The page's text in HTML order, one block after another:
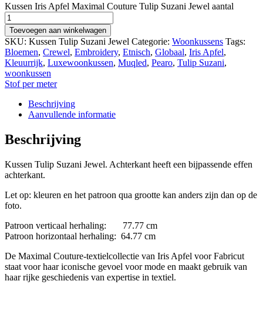
Kussen Iris Apfel Maximal Couture Tulip Suzani Jewel aantal
Toevoegen aan winkelwagen
SKU: Kussen Tulip Suzani Jewel Categorie: Woonkussens Tags:
Bloemen, Crewel, Embroidery, Etnisch, Globaal, Iris Apfel,
Kleuurrijk, Luxewoonkussen, Muqled, Pearo, Tulip Suzani,
woonkussen
Stof per meter
Beschrijving
Aanvullende informatie
Beschrijving
Kussen Tulip Suzani Jewel. Achterkant heeft een bijpassende effen
achterkant.
Let op: kleuren en het patroon qua grootte kan anders zijn dan op de
foto.
Patroon verticaal herhaling: 77.77 cm
Patroon horizontaal herhaling: 64.77 cm
De Maximal Couture-textielcollectie van Iris Apfel voor Fabricut
staat voor haar iconische gevoel voor mode en maakt gebruik van
haar rijke geschiedenis van expertise in textiel.